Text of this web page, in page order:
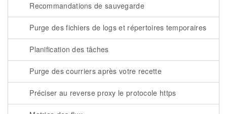
Recommandations de sauvegarde
Purge des fichiers de logs et répertoires temporaires
Planification des tâches
Purge des courriers après votre recette
Préciser au reverse proxy le protocole https